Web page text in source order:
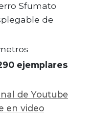
Sfumato
de
ejemplares
de Youtube
en video